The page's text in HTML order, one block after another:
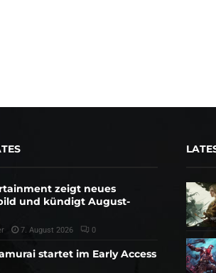
zeigt neues
und kündigt August-
7. August 2026 0
startet im Early Access